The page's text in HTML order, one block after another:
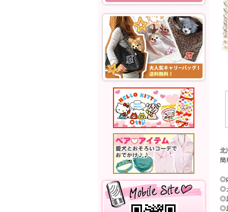
北
簡
◎
◎
◎
◎